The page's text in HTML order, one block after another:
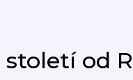
století od R